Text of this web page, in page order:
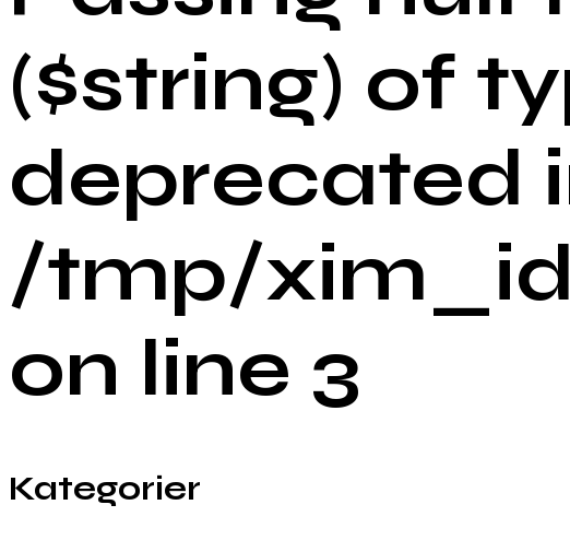
($string) of
deprecated
/tmp/
on line 3
Kategorier